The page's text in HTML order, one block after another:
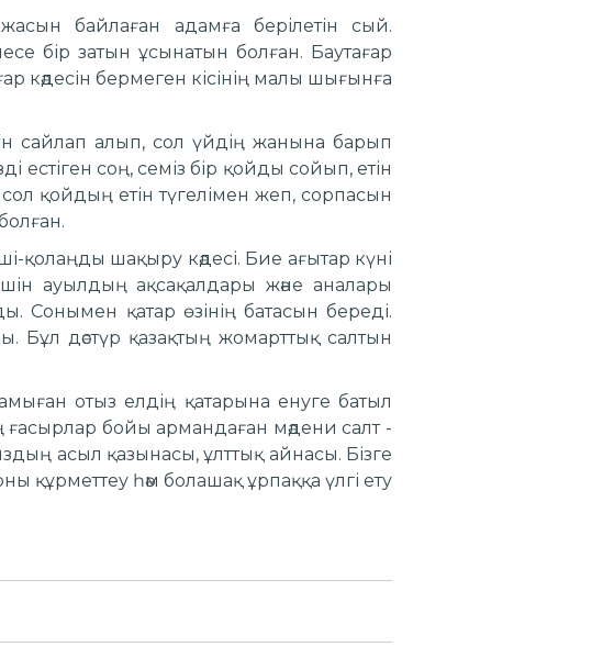
байлаған адамға берілетін сый.
бір затын ұсынатын болған. Баутағар
кәдесін бермеген кісінің малы шығынға
сайлап алып, сол үйдің жанына барып
соң, семіз бір қойды сойып, етін
қойдың етін түгелімен жеп, сорпасын
қолаңды шақыру кәдесі. Бие ағытар күні
ауылдың ақсақалдары және аналары
Сонымен қатар өзінің батасын береді.
Бұл дәстүр қазақтың жомарттық салтын
отыз елдің қатарына енуге батыл
ғасырлар бойы армандаған мәдени салт -
асыл қазынасы, ұлттық айнасы. Бізге
құрметтеу һәм болашақ ұрпаққа үлгі ету